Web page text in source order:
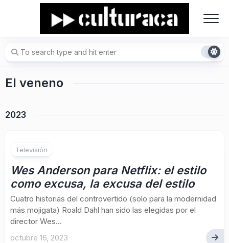
El veneno
2023
Televisión
Wes Anderson para Netflix: el estilo
como excusa, la excusa del estilo
Cuatro historias del controvertido (solo para la modernidad
más mojigata) Roald Dahl han sido las elegidas por el
director Wes...
octubre 16, 2023